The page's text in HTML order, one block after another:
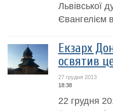
Львівської
Євангелієм
Екзарх
освятив
27 грудня 2013
18:38
22 грудня